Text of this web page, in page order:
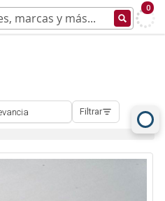
0
Filtrar